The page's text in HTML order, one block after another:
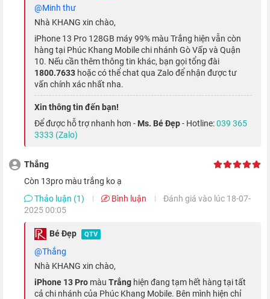
Không chỉ tích hợp những tính năng mới cho camera góc siêu
rộng, Táo Khuyết còn trang bị cảm biến lớn hơn cho các ống
kính, giúp camera Wide nâng cao độ sáng đến 2.2 lần và Ultra
Wide tăng 92% độ sáng. Kết hợp với đó là máy quét LiDAR và
chế độ ban đêm Night Mode hiện đại, cho phép bạn có thể tạo
nên những bức ảnh hay thước phim ban đêm cực kỳ chi tiết và
sắc nét.
@minh thư
Nhà KHANG xin chào,
iPhone 13 Pro 128GB máy 99% màu Trắng hiện vẫn còn
hàng tại Phúc Khang Mobile chi nhánh Gò Vấp và Quận
10. Nếu cần thêm thông tin khác, bạn gọi tổng đài
1800.7633 hoặc có thể chat qua Zalo để nhận được tư
vấn chính xác nhất nha.
Xin thông tin đến bạn!
Để được hỗ trợ nhanh hơn - Ms. Bé Đẹp- Hotline:039 365
3333 (Zalo)
Thắng
Còn 13pro màu trắng ko ạ
Thảo luận (1)
Bình luận
Đánh giá vào lúc 18-07-
2025 00:05
Bé Đẹp QTV
@Thắng
Nhà KHANG xin chào,
iPhone 13 Pro màu Trắng hiện đang tạm hết hàng tại tất
cả chi nhánh của Phúc Khang Mobile. Bên mình hiện chỉ